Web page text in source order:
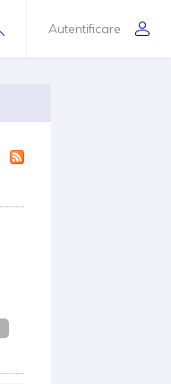
Autentificare